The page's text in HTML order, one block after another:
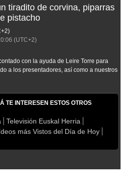
tiradito de corvina, piparras
pistacho
(UTC+2)
con la ayuda de Leire Torre para
a los presentadores, así como a nuestros
TE INTERESEN ESTOS OTROS
Televisión Euskal Herria
más Vistos del Día de Hoy